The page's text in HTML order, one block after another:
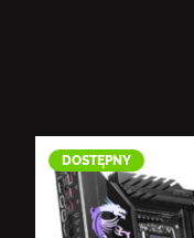
DOSTĘPNY